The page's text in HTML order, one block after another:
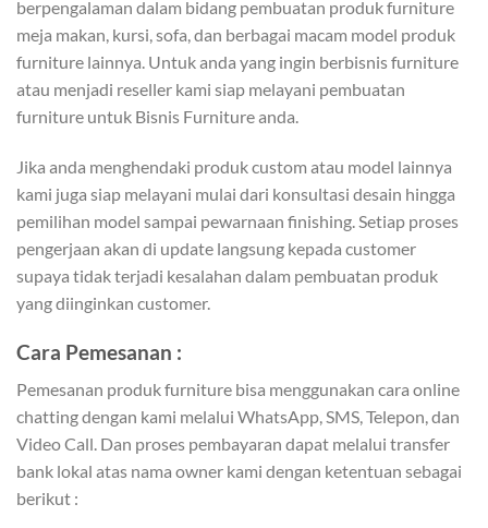
berpengalaman dalam bidang pembuatan produk furniture
meja makan, kursi, sofa, dan berbagai macam model produk
furniture lainnya. Untuk anda yang ingin berbisnis furniture
atau menjadi reseller kami siap melayani pembuatan
furniture untuk Bisnis Furniture anda.
Jika anda menghendaki produk custom atau model lainnya
kami juga siap melayani mulai dari konsultasi desain hingga
pemilihan model sampai pewarnaan finishing. Setiap proses
pengerjaan akan di update langsung kepada customer
supaya tidak terjadi kesalahan dalam pembuatan produk
yang diinginkan customer.
Cara Pemesanan :
Pemesanan produk furniture bisa menggunakan cara online
chatting dengan kami melalui WhatsApp, SMS, Telepon, dan
Video Call. Dan proses pembayaran dapat melalui transfer
bank lokal atas nama owner kami dengan ketentuan sebagai
berikut :